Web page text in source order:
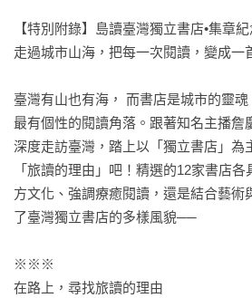
【特別附錄】島讀臺灣獨立書店•集章
走過城市山海，把每一次閱讀，變成一
臺灣有山也有海， 而書店是城市的靈
最有個性的閱讀角落。跟著知名主播詹
深度走訪臺灣，踏上以「獨立書店」為
「旅讀的理由」吧！精選的12家書店
方文化、強調療癒閱讀，還是結合藝術
了臺灣獨立書店的多樣風貌──
※※※
在路上，尋找旅讀的理由